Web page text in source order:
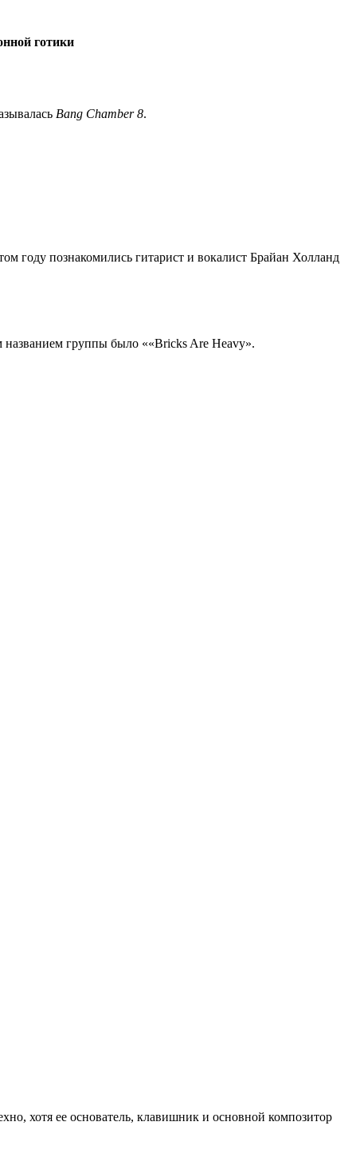
готики
Bang Chamber 8.
году познакомились гитарист и вокалист Брайан Холланд
названием группы было ««Bricks Are Heavy».
хотя ее основатель, клавишник и основной композитор